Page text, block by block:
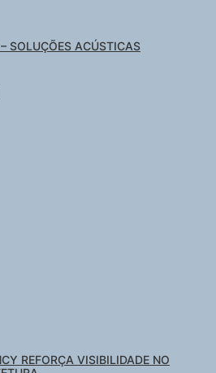
SOLUÇÕES ACÚSTICAS
REFORÇA VISIBILIDADE NO